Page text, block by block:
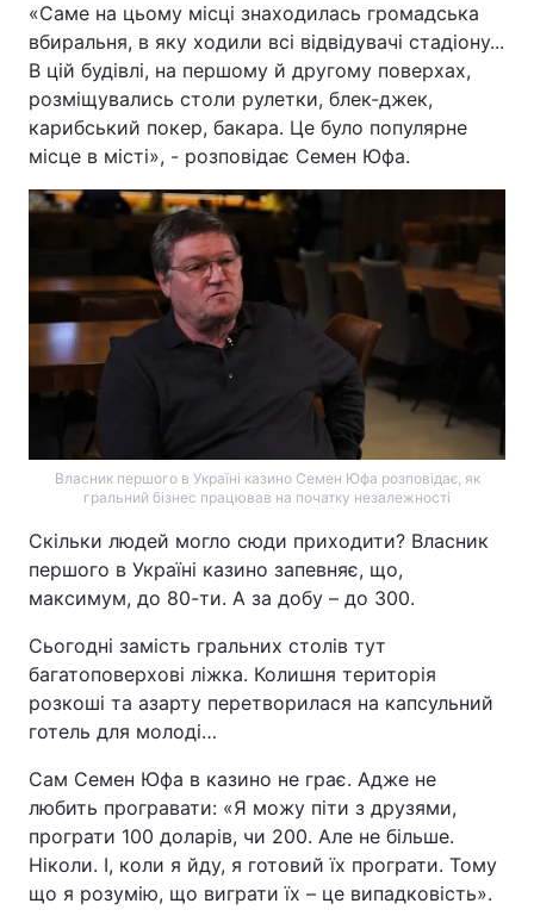
«Саме на цьому місці знаходилась громадська
вбиральня, в яку ходили всі відвідувачі стадіону...
В цій будівлі, на першому й другому поверхах,
розміщувались столи рулетки, блек-джек,
карибський покер, бакара. Це було популярне
місце в місті», - розповідає Семен Юфа.
Власник першого в Україні казино Семен Юфа розповідає, як
гральний бізнес працював на початку незалежності
Скільки людей могло сюди приходити? Власник
першого в Україні казино запевняє, що,
максимум, до 80-ти. А за добу – до 300.
Сьогодні замість гральних столів тут
багатоповерхові ліжка. Колишня територія
розкоші та азарту перетворилася на капсульний
готель для молоді…
Сам Семен Юфа в казино не грає. Адже не
любить програвати: «Я можу піти з друзями,
програти 100 доларів, чи 200. Але не більше.
Ніколи. І, коли я йду, я готовий їх програти. Тому
що я розумію, що виграти їх – це випадковість».